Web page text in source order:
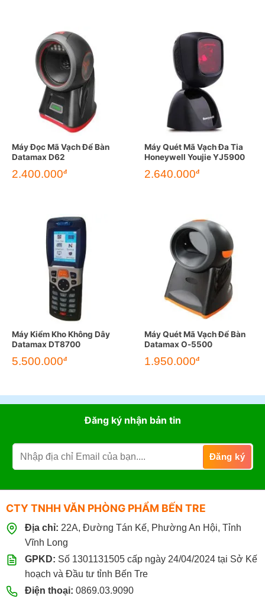
Máy Đọc Mã Vạch Để Bàn
Datamax D62
2.400.000đ
Máy Quét Mã Vạch Đa Tia
Honeywell Youjie YJ5900
2.640.000đ
Máy Kiểm Kho Không Dây
Datamax DT8700
5.500.000đ
Máy Quét Mã Vạch Để Bàn
Datamax O-5500
1.950.000đ
Đăng ký nhận bản tin
CTY TNHH VĂN PHÒNG PHẨM BẾN TRE
Địa chỉ: 22A, Đường Tán Kế, Phường An Hội, Tỉnh
Vĩnh Long
GPKD: Số 1301131505 cấp ngày 24/04/2024 tại Sở Kế
hoạch và Đầu tư tỉnh Bến Tre
Điện thoại: 0869.03.9090